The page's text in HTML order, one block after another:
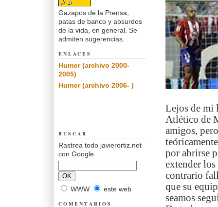
Lejos de mí
Atlético de
amigos,
por abrirse
extender los
contrario
que su
seamos
Gazapos de la Prensa,
patas de banco y absurdos
de la vida, en general. Se
admiten sugerencias.
ENLACES
Humor (archivo 2000-
2005)
Humor (archivo 2006- )
BUSCAR
Rastrea todo javierortiz.net
con Google
WWW este web
COMENTARIOS